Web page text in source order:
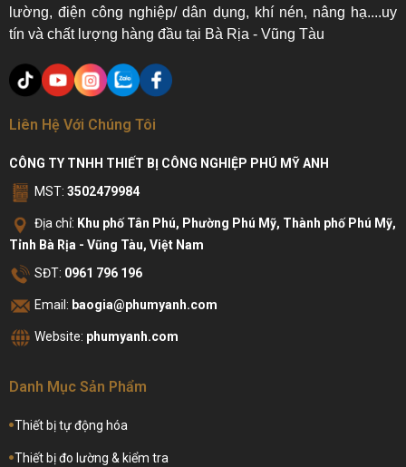
lường, điện công nghiệp/ dân dụng, khí nén, nâng hạ....uy
tín và chất lượng hàng đầu tại Bà Rịa - Vũng Tàu
Liên Hệ Với Chúng Tôi
CÔNG TY TNHH THIẾT BỊ CÔNG NGHIỆP PHÚ MỸ ANH
MST: 3502479984
Địa chỉ: Khu phố Tân Phú, Phường Phú Mỹ, Thành phố Phú Mỹ,
Tỉnh Bà Rịa - Vũng Tàu, Việt Nam
SĐT: 0961 796 196
Email: baogia@phumyanh.com
Website: phumyanh.com
Danh Mục Sản Phẩm
Thiết bị tự động hóa
Thiết bị đo lường & kiểm tra